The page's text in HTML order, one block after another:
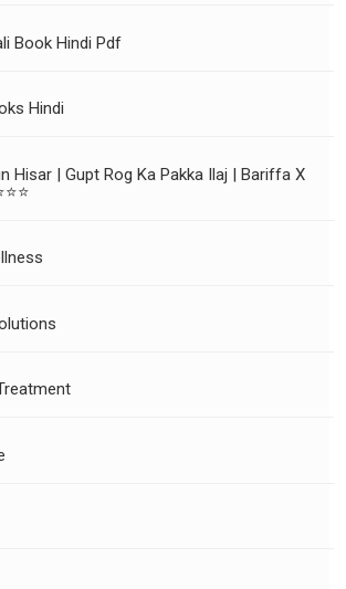
Book Hindi Pdf
Hindi
Hisar | Gupt Rog Ka Pakka Ilaj | Bariffa X